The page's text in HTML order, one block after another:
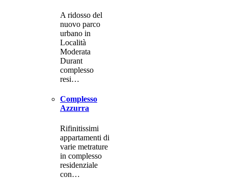
A ridosso del
nuovo parco
urbano in
Località
Moderata
Durant
complesso
resi…
Complesso
Azzurra
Rifinitissimi
appartamenti di
varie metrature
in complesso
residenziale
con…